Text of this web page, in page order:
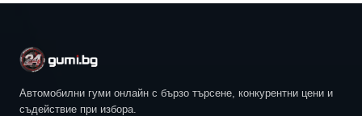
Автомобилни гуми онлайн с бързо търсене, конкурентни цени и
съдействие при избора.